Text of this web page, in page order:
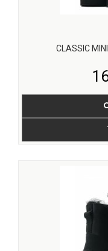
CLASSIC